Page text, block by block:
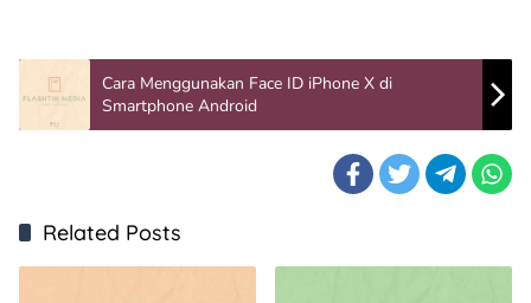
Cara Menggunakan Face ID iPhone X di
Smartphone Android
Related Posts